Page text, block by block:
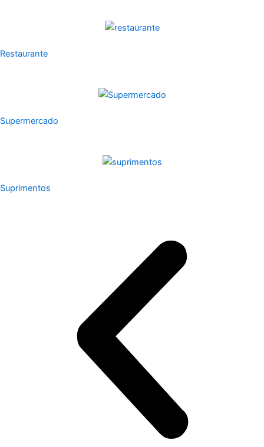
Restaurante
Supermercado
Suprimentos